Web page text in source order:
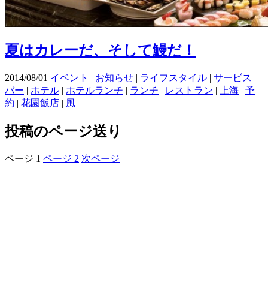
夏はカレーだ、そして鰻だ！
2014/08/01 イベント | お知らせ | ライフスタイル | サービス |
バー | ホテル | ホテルランチ | ランチ | レストラン | 上海 | 予
約 | 花園飯店 | 風
投稿のページ送り
ページ 1 ページ 2 次ページ